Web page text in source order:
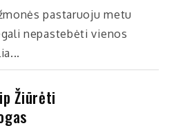
pastaruoju metu
nepastebėti vienos
Žiūrėti